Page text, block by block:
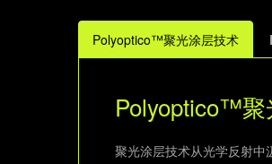
Polyoptico™聚光涂层技术
Polyoptico™聚
聚光涂层技术从光学反射